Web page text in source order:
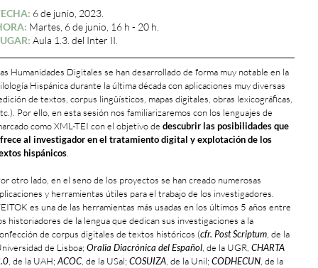
6 de junio, 2023.
Martes, 6 de junio, 16 h - 20 h.
Aula 1.3. del Inter II.
Humanidades Digitales se han desarrollado de forma muy notable en la
Hispánica durante la última década con aplicaciones muy diversas
de textos, corpus lingüísticos, mapas digitales, obras lexicográficas,
Por ello, en esta sesión nos familiarizaremos con los lenguajes de
como XML-TEI con el objetivo de descubrir las posibilidades que
al investigador en el tratamiento digital y explotación de los
hispánicos.
otro lado, en el seno de los proyectos se han creado numerosas
y herramientas útiles para el trabajo de los investigadores.
es una de las herramientas más usadas en los últimos 5 años entre
historiadores de la lengua que dedican sus investigaciones a la
de corpus digitales de textos históricos (cfr. Post Scriptum, de la
de Lisboa; Oralia Diacrónica del Español, de la UGR, CHARTA
, de la UAH;ACOC, de la USal; COSUIZA, de la Unil; CODHECUN, de la